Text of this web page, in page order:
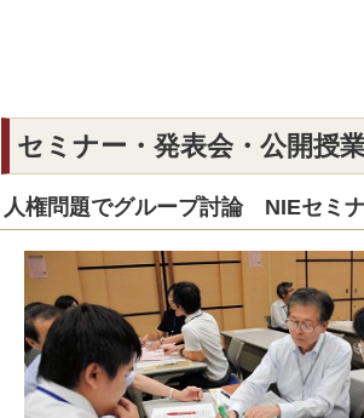
セミナー・発表会・公開授
人権問題でグループ討論 NIEセミ